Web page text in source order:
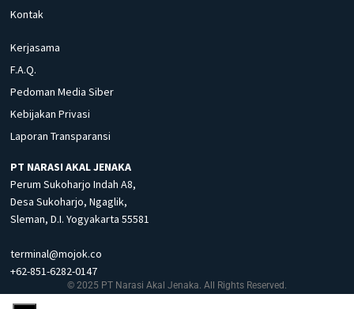
Kontak
Kerjasama
F.A.Q.
Pedoman Media Siber
Kebijakan Privasi
Laporan Transparansi
PT NARASI AKAL JENAKA
Perum Sukoharjo Indah A8,
Desa Sukoharjo, Ngaglik,
Sleman, D.I. Yogyakarta 55581
terminal@mojok.co
+62-851-6282-0147
© 2025 PT Narasi Akal Jenaka. All Rights Reserved.